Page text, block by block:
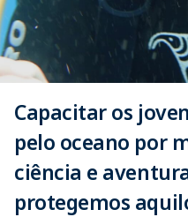
Capacitar os
pelo oceano por
ciência e
protegemos